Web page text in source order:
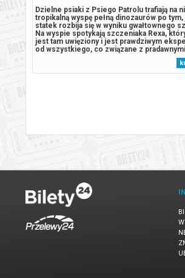
ta
Dzielne psiaki z Psiego Patrolu trafiają na
tropikalną wyspę pełną dinozaurów po tym,
statek rozbija się w wyniku gwałtownego
Na wyspie spotykają szczeniaka Rexa,
jest tam uwięziony i jest prawdziwym
od wszystkiego, co związane z pradawnymi
gadami. Sytuacja wymyka się spod kontroli,
odwieczny rywal piesków, burmistrz
zaczyna pozyskiwać...